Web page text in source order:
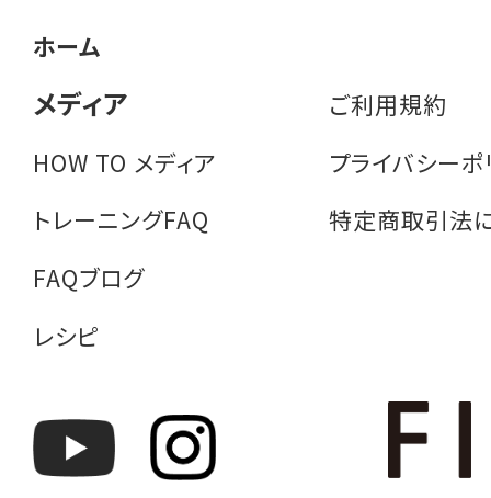
ホーム
メディア
HOW TO メディア
トレーニングFAQ
FAQブログ
レシピ
ご利用規約
プライバシー
特定商取引法